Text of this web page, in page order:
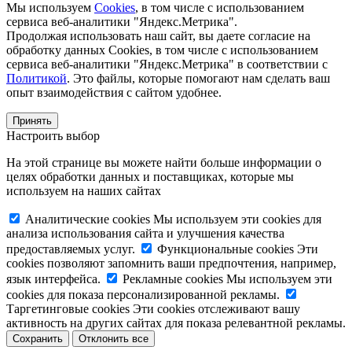
Мы используем Cookies, в том числе с использованием
сервиса веб-аналитики "Яндекс.Метрика".
Продолжая использовать наш сайт, вы даете согласие на
обработку данных Cookies, в том числе с использованием
сервиса веб-аналитики "Яндекс.Метрика" в соответствии с
Политикой. Это файлы, которые помогают нам сделать ваш
опыт взаимодействия с сайтом удобнее.
Принять
Настроить выбор
На этой странице вы можете найти больше информации о
целях обработки данных и поставщиках, которые мы
используем на наших сайтах
Аналитические cookies Мы используем эти cookies для
анализа использования сайта и улучшения качества
предоставляемых услуг.
Функциональные cookies Эти
cookies позволяют запомнить ваши предпочтения, например,
язык интерфейса.
Рекламные cookies Мы используем эти
cookies для показа персонализированной рекламы.
Таргетинговые cookies Эти cookies отслеживают вашу
активность на других сайтах для показа релевантной рекламы.
Сохранить Отклонить все